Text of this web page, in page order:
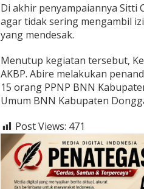
Di akhir penyampaiannya Sitti
agar tidak sering mengambil
yang mendesak.
Menutup kegiatan tersebut,
AKBP. Abire melakukan
15 orang PPNP BNN
Umum BNN Kabupaten
Post Views: 471